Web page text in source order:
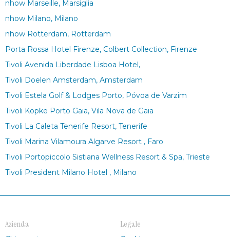
nhow Marseille, Marsiglia
nhow Milano, Milano
nhow Rotterdam, Rotterdam
Porta Rossa Hotel Firenze, Colbert Collection, Firenze
Tivoli Avenida Liberdade Lisboa Hotel,
Tivoli Doelen Amsterdam, Amsterdam
Tivoli Estela Golf & Lodges Porto, Póvoa de Varzim
Tivoli Kopke Porto Gaia, Vila Nova de Gaia
Tivoli La Caleta Tenerife Resort, Tenerife
Tivoli Marina Vilamoura Algarve Resort , Faro
Tivoli Portopiccolo Sistiana Wellness Resort & Spa, Trieste
Tivoli President Milano Hotel , Milano
Azienda Legale